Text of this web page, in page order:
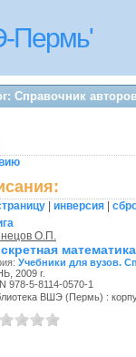
Пермь'
Справочник
инверсия
О.П.
Учебники для вузов.
2009 г.
978-5-8114-0570-1
ВШЭ (Пермь) :